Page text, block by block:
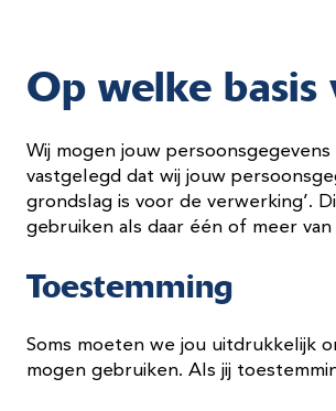
Op welke basis
Wij mogen jouw
vastgelegd dat wij jouw
grondslag is voor de verwerking’.
gebruiken als daar één of meer
Toestemming
Soms moeten we jou uitdrukkelijk
mogen gebruiken. Als jij